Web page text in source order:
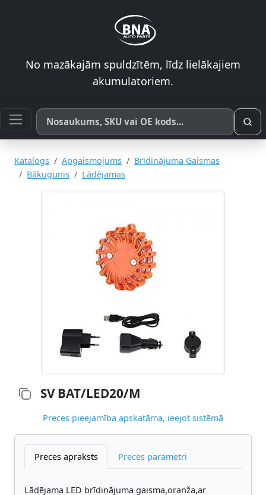
No mazākajām spuldzītēm, līdz lielākajiem
akumulatoriem.
Meklēt pēc produkta nosaukuma, SKU vai OE koda
Katalogs Apgaismojums
Brīdinājuma Gaismas
Bākugunis
Lādējamas
SV BAT/LED20/M
Preces pieejamība apskatāma, ieejot sistēmā
Preces apraksts Preces parametri
Lādējama LED brīdinājuma gaisma,oranža,ar